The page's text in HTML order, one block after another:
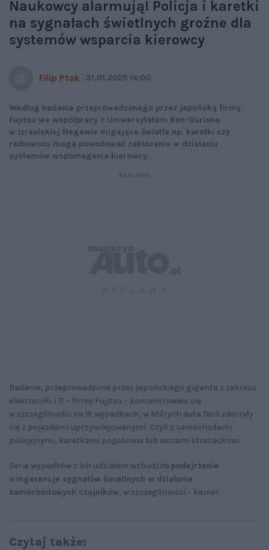
Naukowcy alarmują! Policja i karetki
na sygnałach świetlnych groźne dla
systemów wsparcia kierowcy
Filip Ptak 31.01.2025 14:00
Według badania przeprowadzonego przez japońską firmę
Fujitsu we współpracy z Uniwersytetem Ben-Guriona
w izraelskiej Negewie migające światła np. karetki czy
radiowozu mogą powodować zakłócenia w działaniu
systemów wspomagania kierowcy.
Badanie, przeprowadzone przez japońskiego giganta z zakresu
elektroniki i IT – firmę Fujitsu – koncentrowało się
w szczególności na 16 wypadkach, w których auta Tesli zderzyły
się z pojazdami uprzywilejowanymi. Czyli z samochodami
policyjnymi, karetkami pogotowia lub wozami strażackimi.
Seria wypadków z ich udziałem wzbudziła podejrzenie
o ingerencje sygnałów świetlnych w działanie
samochodowych czujników, w szczególności – kamer.
Czytaj także: